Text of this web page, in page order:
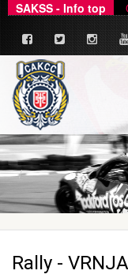
SAKSS - Info top
Rally -